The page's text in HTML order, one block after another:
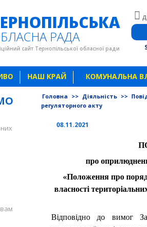
РАДА
сайт Тернопільської обласної ради
НАШ КРАЙ КОМУНАЛЬНА
Головна >> Діяльність >>
регуляторного акту
08.11.2021
про
«Положення про
власності
Відповідно до вимог